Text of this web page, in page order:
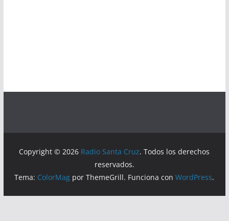
Copyright © 2026 Radio Santa Cruz. Todos los derechos
reservados.
Tema: ColorMag por ThemeGrill. Funciona conWordPress.